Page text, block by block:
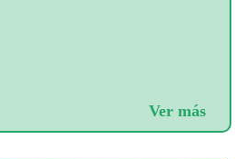
Ver más